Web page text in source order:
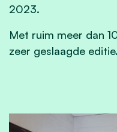
2023.
Met ruim meer dan
zeer geslaagde editie.